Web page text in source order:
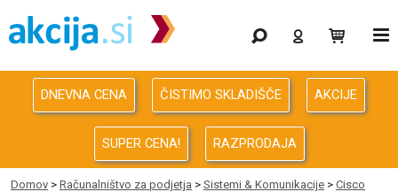
Gaming
Odprodaja
Računalništvo
Računalništvo za podjetja
DNEVNA CENA ČISTIMO SKLADIŠČE AKCIJE
SUPER CENA! RAZPRODAJA
Domov > Računalništvo za podjetja > Sistemi & Komunikacije > Cisco